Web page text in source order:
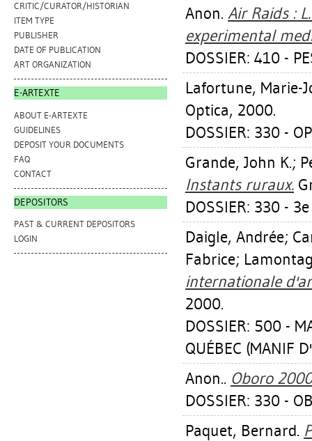
CRITIC/CURATOR/HISTORIAN
ITEM TYPE
PUBLISHER
DATE OF PUBLICATION
ART ORGANIZATION
E-ARTEXTE
ABOUT E-ARTEXTE
GUIDELINES
DEPOSIT YOUR DOCUMENTS
FAQ
CONTACT
DEPOSITORS
PAST & CURRENT DEPOSITORS
LOGIN
Anon. Air Raids :
experimental
DOSSIER: 410 -
Lafortune, Marie-
Optica, 2000.
DOSSIER: 330 -
Grande, John K.;
Instants ruraux.
DOSSIER: 330 -
Daigle, Andrée;
Fabrice;
internationale
2000.
DOSSIER: 500 -
QUÉBEC (MANIF
Anon.. Oboro
DOSSIER: 330 -
Paquet, Bernard.